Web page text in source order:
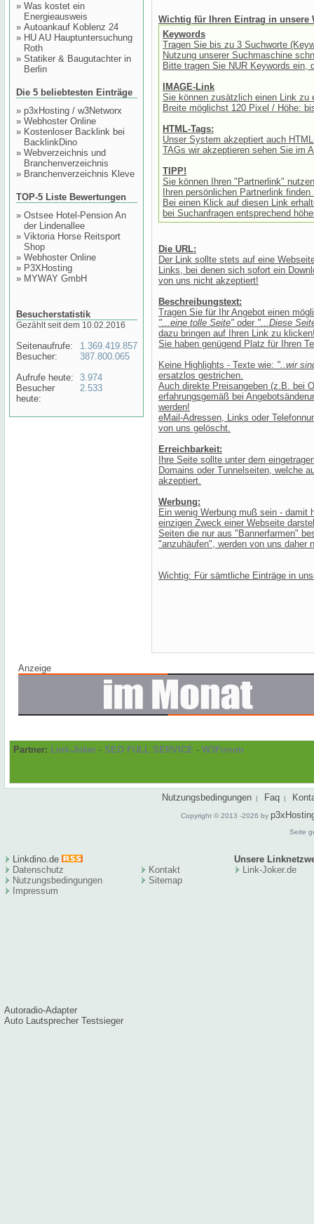
» Was kostet ein
Energieausweis
» Autoankauf Koblenz 24
» HU AU Hauptuntersuchung
Roth
» Statiker & Baugutachter in
Berlin
Die 5 beliebtesten Einträge
» p3xHosting / w3Networx
» Webhoster Online
» Kostenloser Backlink bei
BacklinkDino
» Webverzeichnis und
Branchenverzeichnis
» Branchenverzeichnis Kleve
TOP-5 Liste Bewertungen
» Ostsee Hotel-Pension An
der Lindenallee
» Viktoria Horse Reitsport
Shop
» Webhoster Online
» P3XHosting
» MYWAY GmbH
Besucherstatistik
Gezählt seit dem 10.02.2016
Seitenaufrufe:
Besucher:
Aufrufe heute:
Besucher
heute:
1.369.419.857
387.800.065
3.974
2.533
Wichtig für Ihren Eintrag in unsere
Keywords
Tragen Sie bis zu 3 Suchworte
Nutzung unserer Suchmaschine
Bitte tragen Sie NUR Keywords
IMAGE-Link
Sie können zusätzlich einen Link zu
Breite möglichst 120 Pixel / Höhe:
HTML-Tags:
Unser System akzeptiert auch
TAGs wir akzeptieren sehen Sie im
TIPP!
Sie können Ihren "Partnerlink"
Ihren persönlichen Partnerlink
Bei einen Klick auf diesen Link
bei Suchanfragen entsprechend
Die URL:
Der Link sollte stets auf eine
Links, bei denen sich sofort ein
von uns nicht akzeptiert!
Beschreibungstext:
Tragen Sie für Ihr Angebot einen
"...eine tolle Seite" oder "...Diese
dazu bringen auf Ihren Link zu
Sie haben genügend Platz für Ihren
Keine Highlights - Texte wie: "..wir
ersatzlos gestrichen.
Auch direkte Preisangeben (z.B. bei
erfahrungsgemäß bei
werden!
eMail-Adressen, Links oder
von uns gelöscht.
Erreichbarkeit:
Ihre Seite sollte unter dem
Domains oder Tunnelseiten, welche
akzeptiert.
Werbung:
Ein wenig Werbung muß sein - damit
einzigen Zweck einer Webseite
Seiten die nur aus "Bannerfarmen"
"anzuhäufen", werden von uns daher
Wichtig: Für sämtliche Einträge in
Anzeige
Partner: Link-Joker - SEO FULL SERVICE - W3Forum
Nutzungsbedingungen | Faq |
Copyright © 2013 -2026 by
Seite
Linkdino.de
Unsere
Datenschutz
Nutzungsbedingungen
Impressum
Kontakt
Sitemap
Link-Joker.de
Autoradio-Adapter
Auto Lautsprecher Testsieger